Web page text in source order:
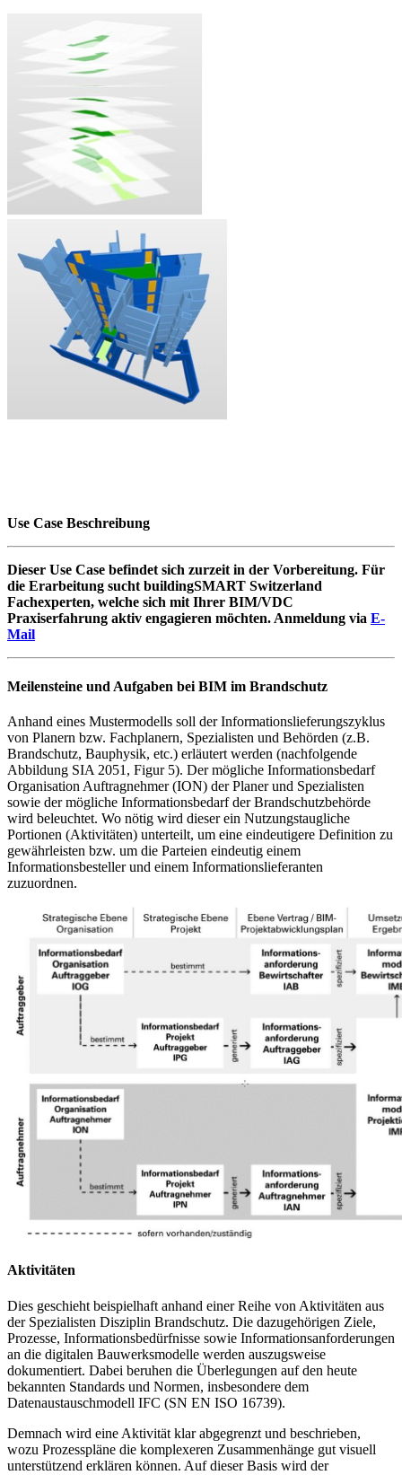
Use Case Beschreibung
Dieser Use Case befindet sich zurzeit in der Vorbereitung. Für
die Erarbeitung sucht buildingSMART Switzerland
Fachexperten, welche sich mit Ihrer BIM/VDC
Praxiserfahrung aktiv engagieren möchten. Anmeldung via E-
Mail
Meilensteine und Aufgaben bei BIM im Brandschutz
Anhand eines Mustermodells soll der Informationslieferungszyklus
von Planern bzw. Fachplanern, Spezialisten und Behörden (z.B.
Brandschutz, Bauphysik, etc.) erläutert werden (nachfolgende
Abbildung SIA 2051, Figur 5). Der mögliche Informationsbedarf
Organisation Auftragnehmer (ION) der Planer und Spezialisten
sowie der mögliche Informationsbedarf der Brandschutzbehörde
wird beleuchtet. Wo nötig wird dieser ein Nutzungstaugliche
Portionen (Aktivitäten) unterteilt, um eine eindeutigere Definition zu
gewährleisten bzw. um die Parteien eindeutig einem
Informationsbesteller und einem Informationslieferanten
zuzuordnen.
Aktivitäten
Dies geschieht beispielhaft anhand einer Reihe von Aktivitäten aus
der Spezialisten Disziplin Brandschutz. Die dazugehörigen Ziele,
Prozesse, Informationsbedürfnisse sowie Informationsanforderungen
an die digitalen Bauwerksmodelle werden auszugsweise
dokumentiert. Dabei beruhen die Überlegungen auf den heute
bekannten Standards und Normen, insbesondere dem
Datenaustauschmodell IFC (SN EN ISO 16739).
Demnach wird eine Aktivität klar abgegrenzt und beschrieben,
wozu Prozesspläne die komplexeren Zusammenhänge gut visuell
unterstützend erklären können. Auf dieser Basis wird der